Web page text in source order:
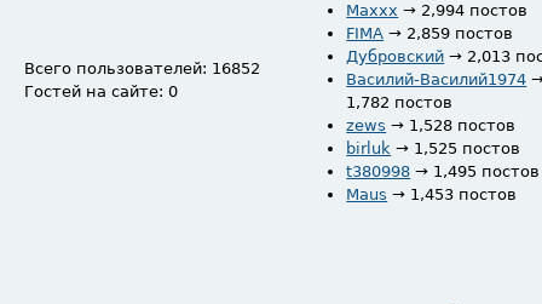
Всего пользователей: 16852
Гостей на сайте: 0
Maxxx → 2,994 постов
FIMA → 2,859 постов
Дубровский → 2,013
Василий-Василий1974
1,782 постов
zews → 1,528 постов
birluk → 1,525 постов
t380998 → 1,495 постов
Maus → 1,453 постов